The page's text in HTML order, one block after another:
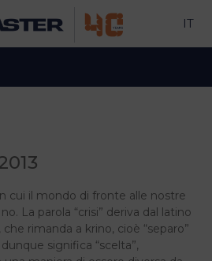
IT
cui il mondo di fronte alle nostre
La parola “crisi” deriva dal latino
rimanda a krino, cioè “separo”
significa “scelta”,